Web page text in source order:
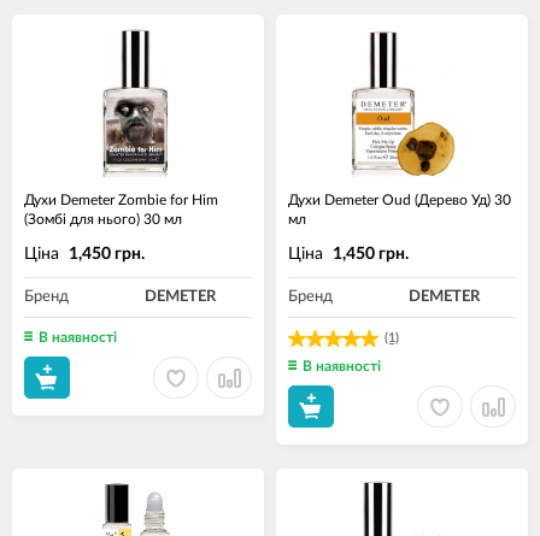
Духи Demeter Zombie for Him
(Зомбі для нього) 30 мл
Ціна 1,450 грн.
Бренд DEMETER
В наявності
Духи Demeter Oud (Дерево Уд) 30
мл
(1)
Ціна 1,450 грн.
Бренд DEMETER
В наявності